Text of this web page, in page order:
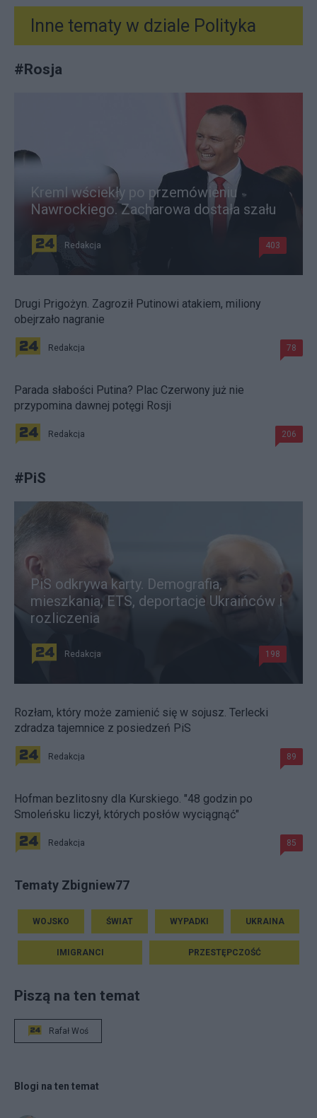
Inne tematy w dziale Polityka
#Rosja
Kreml wściekły po przemówieniu
Nawrockiego. Zacharowa dostała szału
Redakcja 403
Drugi Prigożyn. Zagroził Putinowi atakiem, miliony
obejrzało nagranie
Redakcja 78
Parada słabości Putina? Plac Czerwony już nie
przypomina dawnej potęgi Rosji
Redakcja 206
#PiS
PiS odkrywa karty. Demografia,
mieszkania, ETS, deportacje Ukraińców i
rozliczenia
Redakcja 198
Rozłam, który może zamienić się w sojusz. Terlecki
zdradza tajemnice z posiedzeń PiS
Redakcja 89
Hofman bezlitosny dla Kurskiego. "48 godzin po
Smoleńsku liczył, których posłów wyciągnąć"
Redakcja 85
Tematy Zbigniew77
WOJSKO ŚWIAT WYPADKI UKRAINA
IMIGRANCI PRZESTĘPCZOŚĆ
Piszą na ten temat
Rafał Woś
Blogi na ten temat